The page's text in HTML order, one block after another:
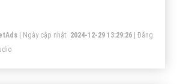
| Ngày cập nhật: 2024-12-29 13:29:26|Đăng